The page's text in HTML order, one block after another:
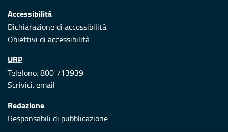
Accessibilità
Dichiarazione di accessibilità
Obiettivi di accessibilità
URP
Telefono: 800 713939
Scrivici:email
Redazione
Responsabili di pubblicazione